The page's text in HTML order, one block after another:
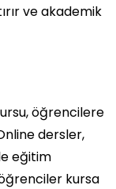
ve akademik
öğrencilere
dersler,
eğitim
kursa